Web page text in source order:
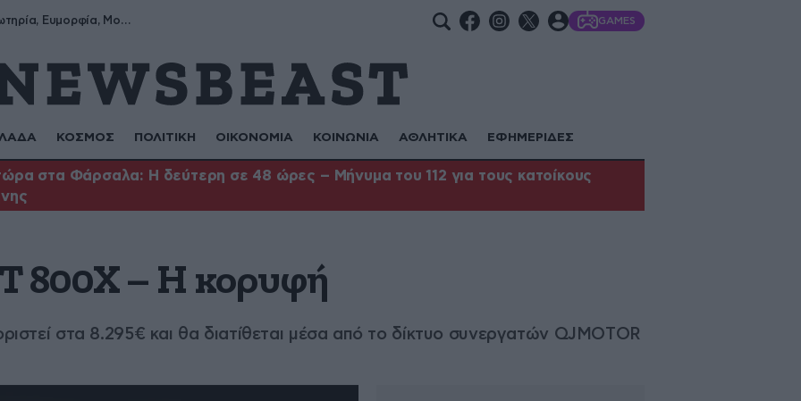
Σωτήρης, Σωτηρία, Ευμορφία, Μορφούλα GAMES
ΚΟΣΜΟΣ ΠΟΛΙΤΙΚΗ ΟΙΚΟΝΟΜΙΑ ΚΟΙΝΩΝΙΑ ΑΘΛΗΤΙΚΑ ΕΦΗΜΕΡΙΔΕΣ
στα Φάρσαλα: Η δεύτερη σε 48 ώρες – Μήνυμα του 112 για τους κατοίκους
800X – Η κορυφή
στα 8.295€ και θα διατίθεται μέσα από το δίκτυο συνεργατών QJMOTOR